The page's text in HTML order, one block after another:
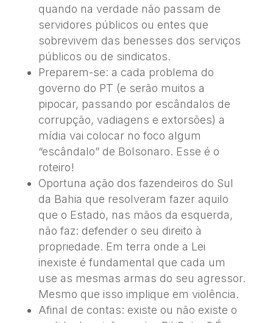
quando na verdade não passam de
servidores públicos ou entes que
sobrevivem das benesses dos serviços
públicos ou de sindicatos.
Preparem-se: a cada problema do
governo do PT (e serão muitos a
pipocar, passando por escândalos de
corrupção, vadiagens e extorsões) a
mídia vai colocar no foco algum
“escândalo” de Bolsonaro. Esse é o
roteiro!
Oportuna ação dos fazendeiros do Sul
da Bahia que resolveram fazer aquilo
que o Estado, nas mãos da esquerda,
não faz: defender o seu direito à
propriedade. Em terra onde a Lei
inexiste é fundamental que cada um
use as mesmas armas do seu agressor.
Mesmo que isso implique em violência.
Afinal de contas: existe ou não existe o